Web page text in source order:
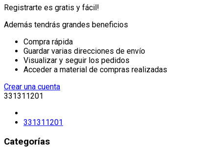
Registrarte es gratis y fácil!
Además tendrás grandes beneficios
Compra rápida
Guardar varias direcciones de envío
Visualizar y seguir los pedidos
Acceder a material de compras realizadas
Crear una cuenta
331311201
331311201
Categorías